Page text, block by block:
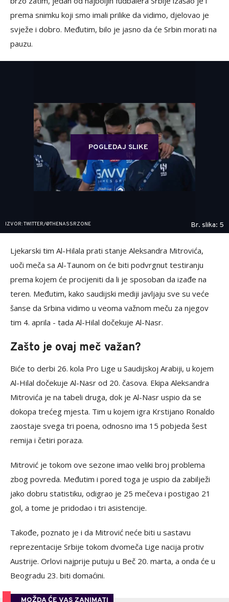
prema snimku koji smo imali prilike da vidimo, djelovao je
svježe i dobro. Međutim, bilo je jasno da će Srbin morati na
pauzu.
POGLEDAJ SLIKE
IZVOR: TWITTER/@THENASSRZONE Br. slika: 5
Ljekarski tim Al-Hilala prati stanje Aleksandra Mitrovića,
uoči meča sa Al-Taunom on će biti podvrgnut testiranju
prema kojem će procijeniti da li je sposoban da izađe na
teren. Međutim, kako saudijski mediji javljaju sve su veće
šanse da Srbina vidimo u veoma važnom meču za njegov
tim 4. aprila - tada Al-Hilal dočekuje Al-Nasr.
Zašto je ovaj meč važan?
Biće to derbi 26. kola Pro Lige u Saudijskoj Arabiji, u kojem
Al-Hilal dočekuje Al-Nasr od 20. časova. Ekipa Aleksandra
Mitrovića je na tabeli druga, dok je Al-Nasr uspio da se
dokopa trećeg mjesta. Tim u kojem igra Krstijano Ronaldo
zaostaje svega tri poena, odnosno ima 15 pobjeda šest
remija i četiri poraza.
Mitrović je tokom ove sezone imao veliki broj problema
zbog povreda. Međutim i pored toga je uspio da zabilježi
jako dobru statistiku, odigrao je 25 mečeva i postigao 21
gol, a tome je pridodao i tri asistencije.
Takođe, poznato je i da Mitrović neće biti u sastavu
reprezentacije Srbije tokom dvomeča Lige nacija protiv
Austrije. Orlovi najprije putuju u Beč 20. marta, a onda će u
Beogradu 23. biti domaćini.